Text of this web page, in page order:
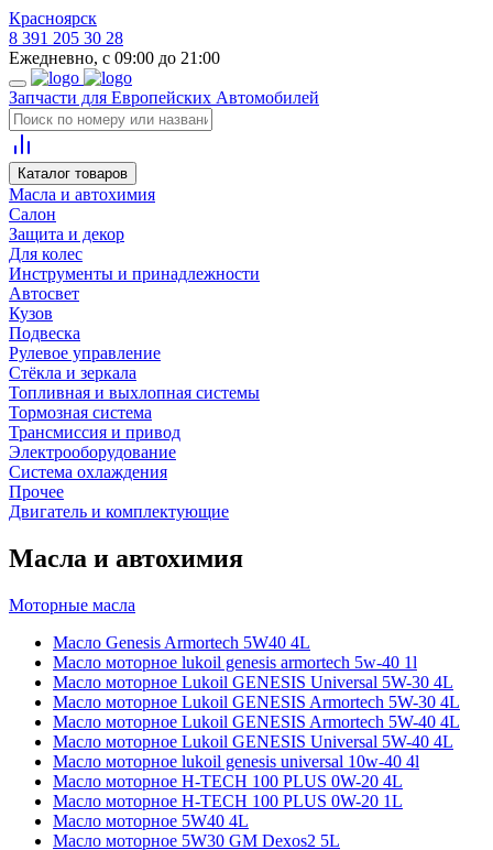
Красноярск
8 391 205 30 28
Ежедневно, с 09:00 до 21:00
Запчасти для Европейских Автомобилей
Каталог товаров
Масла и автохимия
Салон
Защита и декор
Для колес
Инструменты и принадлежности
Автосвет
Кузов
Подвеска
Рулевое управление
Стёкла и зеркала
Топливная и выхлопная системы
Тормозная система
Трансмиссия и привод
Электрооборудование
Система охлаждения
Прочее
Двигатель и комплектующие
Масла и автохимия
Моторные масла
Масло Genesis Armortech 5W40 4L
Масло моторное lukoil genesis armortech 5w-40 1l
Масло моторное Lukoil GENESIS Universal 5W-30 4L
Масло моторное Lukoil GENESIS Armortech 5W-30 4L
Масло моторное Lukoil GENESIS Armortech 5W-40 4L
Масло моторное Lukoil GENESIS Universal 5W-40 4L
Масло моторное lukoil genesis universal 10w-40 4l
Масло моторное H-TECH 100 PLUS 0W-20 4L
Масло моторное H-TECH 100 PLUS 0W-20 1L
Масло моторное 5W40 4L
Масло моторное 5W30 GM Dexos2 5L